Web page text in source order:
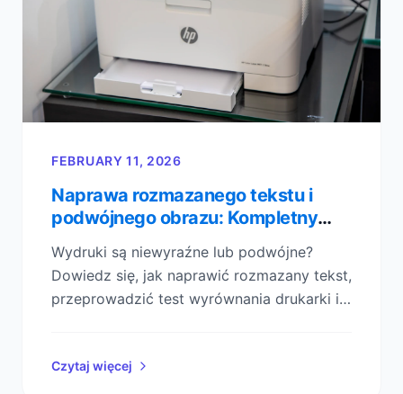
FEBRUARY 11, 2026
Naprawa rozmazanego tekstu i
podwójnego obrazu: Kompletny
przewodnik po wyrównywaniu
głowicy drukującej
Wydruki są niewyraźne lub podwójne?
Dowiedz się, jak naprawić rozmazany tekst,
przeprowadzić test wyrównania drukarki i
Czytaj więcej